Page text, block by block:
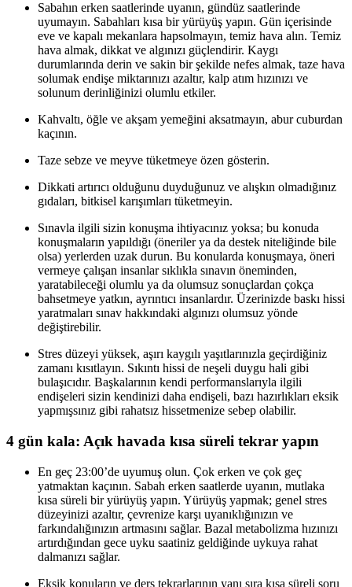
Sabahın erken saatlerinde uyanın, gündüz saatlerinde
uyumayın. Sabahları kısa bir yürüyüş yapın. Gün içerisinde
eve ve kapalı mekanlara hapsolmayın, temiz hava alın. Temiz
hava almak, dikkat ve algınızı güçlendirir. Kaygı
durumlarında derin ve sakin bir şekilde nefes almak, taze hava
solumak endişe miktarınızı azaltır, kalp atım hızınızı ve
solunum derinliğinizi olumlu etkiler.
Kahvaltı, öğle ve akşam yemeğini aksatmayın, abur cuburdan
kaçının.
Taze sebze ve meyve tüketmeye özen gösterin.
Dikkati artırıcı olduğunu duyduğunuz ve alışkın olmadığınız
gıdaları, bitkisel karışımları tüketmeyin.
Sınavla ilgili sizin konuşma ihtiyacınız yoksa; bu konuda
konuşmaların yapıldığı (öneriler ya da destek niteliğinde bile
olsa) yerlerden uzak durun. Bu konularda konuşmaya, öneri
vermeye çalışan insanlar sıklıkla sınavın öneminden,
yaratabileceği olumlu ya da olumsuz sonuçlardan çokça
bahsetmeye yatkın, ayrıntıcı insanlardır. Üzerinizde baskı hissi
yaratmaları sınav hakkındaki algınızı olumsuz yönde
değiştirebilir.
Stres düzeyi yüksek, aşırı kaygılı yaşıtlarınızla geçirdiğiniz
zamanı kısıtlayın. Sıkıntı hissi de neşeli duygu hali gibi
bulaşıcıdır. Başkalarının kendi performanslarıyla ilgili
endişeleri sizin kendinizi daha endişeli, bazı hazırlıkları eksik
yapmışsınız gibi rahatsız hissetmenize sebep olabilir.
4 gün kala: Açık havada kısa süreli tekrar yapın
En geç 23:00’de uyumuş olun. Çok erken ve çok geç
yatmaktan kaçının. Sabah erken saatlerde uyanın, mutlaka
kısa süreli bir yürüyüş yapın. Yürüyüş yapmak; genel stres
düzeyinizi azaltır, çevrenize karşı uyanıklığınızın ve
farkındalığınızın artmasını sağlar. Bazal metabolizma hızınızı
artırdığından gece uyku saatiniz geldiğinde uykuya rahat
dalmanızı sağlar.
Eksik konuların ve ders tekrarlarının yanı sıra kısa süreli soru